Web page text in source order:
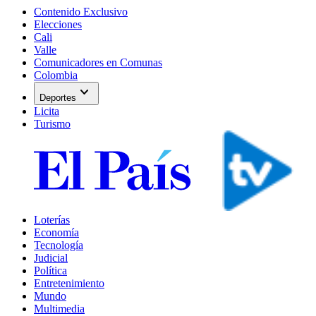
Contenido Exclusivo
Elecciones
Cali
Valle
Comunicadores en Comunas
Colombia
Deportes expand_more
Licita
Turismo
Loterías
Economía
Tecnología
Judicial
Política
Entretenimiento
Mundo
Multimedia